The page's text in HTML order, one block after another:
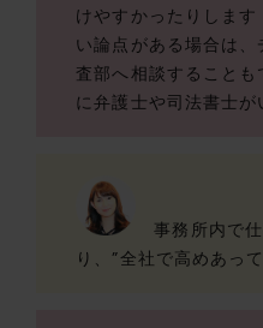
けやすかったりしま
い論点がある場合は
査部へ相談すること
に弁護士や司法書士が
事務所内で
り、”全社で高めあっ